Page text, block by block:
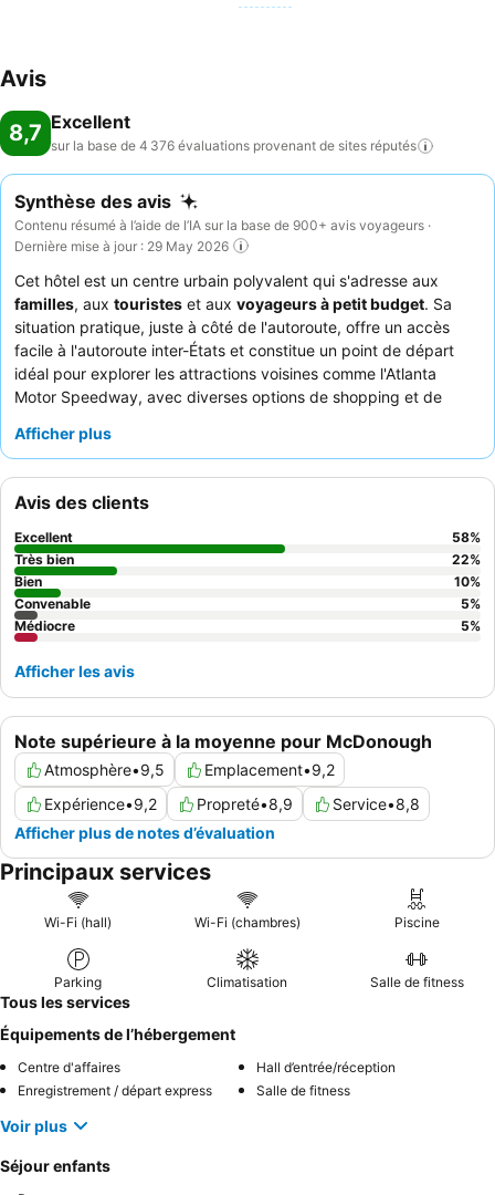
Avis
8,7 Excellent
sur la base de 4 376 évaluations provenant de sites réputés
Synthèse des avis
Contenu résumé à l’aide de l’IA sur la base de 900+ avis voyageurs ·
Dernière mise à jour : 29 May 2026
Cet hôtel est un centre urbain polyvalent qui s'adresse aux
familles, aux touristes et aux voyageurs à petit budget. Sa
situation pratique, juste à côté de l'autoroute, offre un accès
facile à l'autoroute inter-États et constitue un point de départ
idéal pour explorer les attractions voisines comme l'Atlanta
Motor Speedway, avec diverses options de shopping et de
atout majeur, fréquemment saluée pour sa propreté et sa
serviabilité et le professionnalisme du personnel, et le petit-
déjeuner offre une bonne variété, y compris des plats chauds et
desoptions végétaliennes
. Pour les groupes plus importants, la
disponibilité de
est un avantage
considérable.
Afficher plus
Note supérieure à la moyenne pour McDonough
Atmosphère•9,5 Emplacement•9,2
Expérience•9,2 Propreté•8,9 Service•8,8
Afficher plus de notes d’évaluation
Avis des clients
Excellent 58%
Très bien
22%
Bien
10%
Convenable
5%
Médiocre
5%
Afficher les avis
Principaux services
Wi-Fi (hall) Wi-Fi (chambres) Piscine
Parking Climatisation Salle de fitness
Tous les services
Équipements de l’hébergement
Centre d'affaires
Hall d’entrée/réception
Enregistrement / départ express
Salle de fitness
Voir plus
Séjour enfants